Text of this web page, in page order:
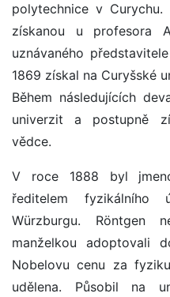
polytechnice v
získanou u profesora
uznávaného
1869 získal na Curyšské
Během následujících
univerzit a postupně
vědce.
V roce 1888 byl
ředitelem
Würzburgu.
manželkou adoptovali
Nobelovu cenu za
udělena. Působil na